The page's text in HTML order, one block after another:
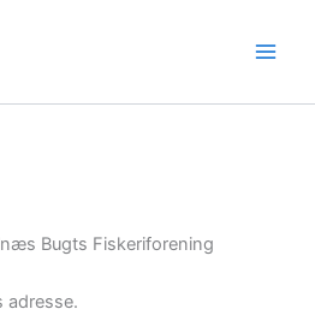
Bugts Fiskeriforening
adresse.